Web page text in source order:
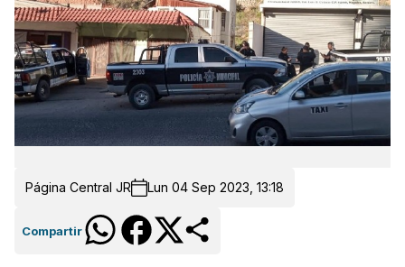
Página Central JR Lun 04 Sep 2023, 13:18
Compartir